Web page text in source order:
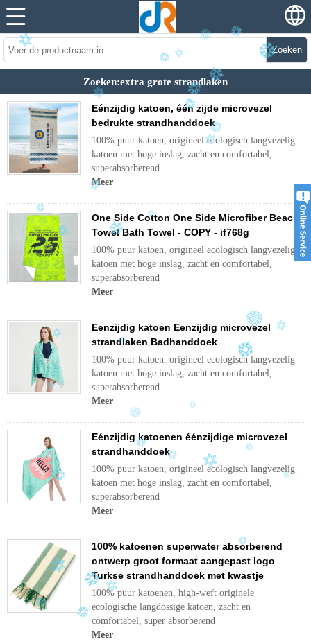
Zoeken
Zoeken:extra grote strandlaken
Eénzijdig katoen, één zijde microvezel
bedrukte strandhanddoek
100% puur katoen, origineel ecologisch langvezelig
katoen met hoge inslag, zacht en comfortabel,
superabsorberend
Meer
One Side Cotton One Side Microfiber Beach
Towel Bath Towel - COPY - if768g
100% puur katoen, origineel ecologisch langvezelig
katoen met hoge inslag, zacht en comfortabel,
superabsorberend
Meer
Eenzijdig katoen Eenzijdig microvezel
strandlaken Badhanddoek
100% puur katoen, origineel ecologisch langvezelig
katoen met hoge inslag, zacht en comfortabel,
superabsorberend
Meer
Eénzijdig katoenen éénzijdige microvezel
strandhanddoek
100% puur katoen, origineel ecologisch langvezelig
katoen met hoge inslag, zacht en comfortabel,
superabsorberend
Meer
100% katoenen superwater absorberend
ontwerp groot formaat aangepast logo
Turkse strandhanddoek met kwastje
100% puur katoenen, high-weft originele
ecologische langdossige katoen, zacht en
comfortabel, super absorberend
Meer